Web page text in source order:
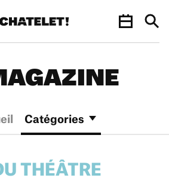
Catégories
THÉÂTRE